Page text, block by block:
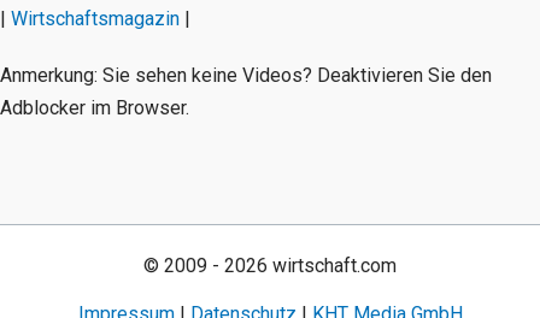
Wirtschaftsmagazin
Anmerkung: Sie sehen keine Videos? Deaktivieren Sie den
Adblocker im Browser.
© 2009 - 2026 wirtschaft.com